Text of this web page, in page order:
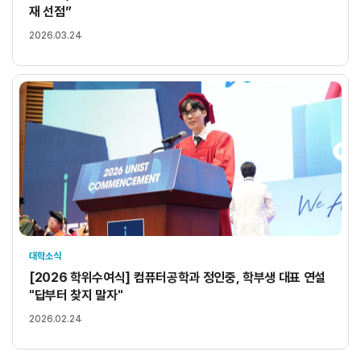
재 선점”
2026.03.24
대학소식
[2026 학위수여식] 컴퓨터공학과 정인중, 학부생 대표 연설
"답부터 찾지 말자"
2026.02.24